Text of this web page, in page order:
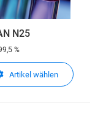
N25
%
Artikel wählen